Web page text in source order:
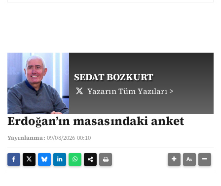
SEDAT BOZKURT
Yazarın Tüm Yazıları >
Erdoğan’ın masasındaki anket
Yayınlanma: 09/08/2026 00:10